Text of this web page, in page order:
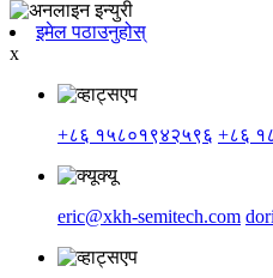
इमेल पठाउनुहोस्
x
+८६ १५८०१९४२५९६ +८६
eric@xkh-semitech.com